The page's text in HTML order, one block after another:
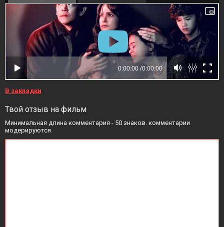
В закладки
Твой отзыв на фильм
Минимальная длина комментария - 50 знаков. комментарии
модерируются